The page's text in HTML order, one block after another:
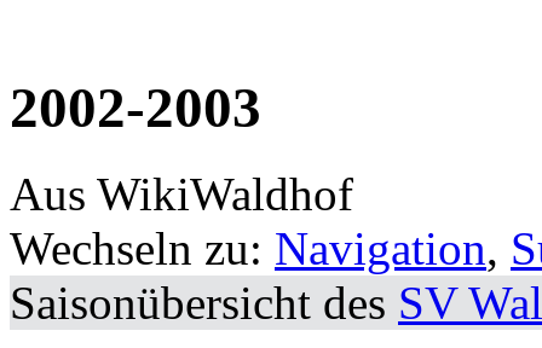
2002-2003
Aus WikiWaldhof
Wechseln zu: Navigation,
Saisonübersicht des SV